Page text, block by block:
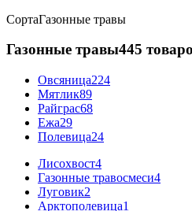
СортаГазонные травы
Газонные травы445
Овсяница224
Мятлик89
Райграс68
Ежа29
Полевица24
Лисохвост4
Газонные травосмеси4
Луговик2
Арктополевица1